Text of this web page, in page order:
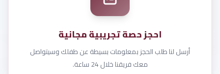
احجز حصة تجريبية مجانية
أرسل لنا طلب الحجز بمعلومات بسيطة عن طفلك وسيتواصل
معك فريقنا خلال 24 ساعة.